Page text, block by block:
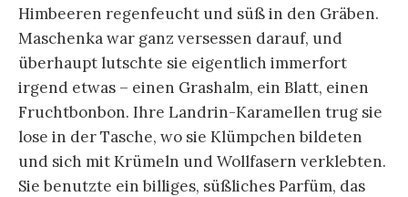
Himbeeren regenfeucht und süß in den Gräben.
Maschenka war ganz versessen darauf, und
überhaupt lutschte sie eigentlich immerfort
irgend etwas – einen Grashalm, ein Blatt, einen
Fruchtbonbon. Ihre Landrin-Karamellen trug sie
lose in der Tasche, wo sie Klümpchen bildeten
und sich mit Krümeln und Wollfasern verklebten.
Sie benutzte ein billiges, süßliches Parfüm, das